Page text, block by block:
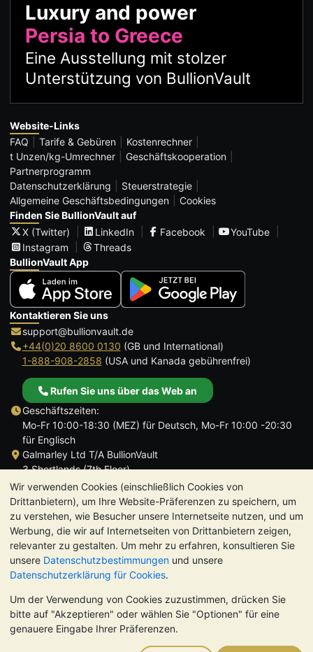
Wir verwenden Cookies (einschließlich Cookies von
Drittanbietern), um Ihre Website-Präferenzen zu speichern, um
zu verstehen, wie Besucher unsere Internetseite nutzen, und um
Werbung, die wir auf Internetseiten von Drittanbietern zeigen,
relevanter zu gestalten. Um mehr zu erfahren, konsultieren Sie
unsere Datenschutzbestimmungen und unsere
Datenschutzerklärung für Cookies.
Um der Verwendung von Cookies zuzustimmen, drücken Sie
bitte auf "Akzeptieren" oder wählen Sie "Optionen" für eine
genauere Eingabe Ihrer Präferenzen.
Luxury and power
Persia to Greece
Eine Ausstellung mit stolzer
Unterstützung von BullionVault
Website-Links
FAQ
Tarife & Gebüren
Kostenrechner
t Unzen/kg-Umrechner
Geschäftskooperation
Partnerprogramm
Datenschutzerklärung
Steuerstrategie
Allgemeine Geschäftsbedingungen
Cookies
Finden Sie BullionVault auf
X (Twitter)
LinkedIn Facebook
YouTube
Instagram
Threads
BullionVault App
Kontaktieren Sie uns
support@bullionvault.de
+44(0)20 8600 0130 (GB und International)
1-888-908-2858 (USA und Kanada gebührenfrei)
Rufen Sie uns über das Web an
Geschäftszeiten:
Mo-Fr 10:00-18:30 (MEZ) für Deutsch, Mo-Fr 10:00 -20:30
für Englisch
Galmarley Ltd T/A BullionVault
3 Shortlands (7th Floor)
Hammersmith
London
W6 8DA
Großbritannien
TrustScore 4.8 | 724 Bewertungen
BITTE BEACHTEN SIE: Der Wert von Edelmetallen kann sowohl
steigen als auch fallen. Historische Trends sind keine Garantie
für zukünftige Preisentwicklungen. Nichts auf den Webseiten